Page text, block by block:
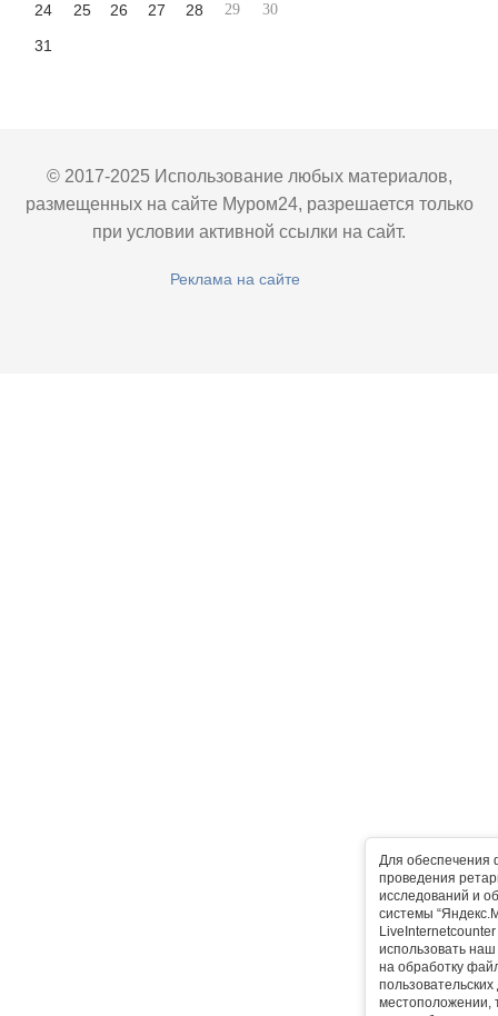
Для обеспечения
проведения
исследований и
системы
использовать
на обработку
местоположении,
24 25 26 27 28 29 30
31
© 2017-2025 Использование любых материалов,
размещенных на сайте Муром24, разрешается только
при условии активной ссылки на сайт.
Реклама на сайте